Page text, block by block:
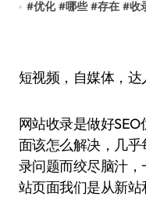
#优化 #哪些 #存在 #收
短视频，自媒体，
网站收录是做好
面该怎么解决，几
录问题而绞尽脑汁
站页面我们是从新站